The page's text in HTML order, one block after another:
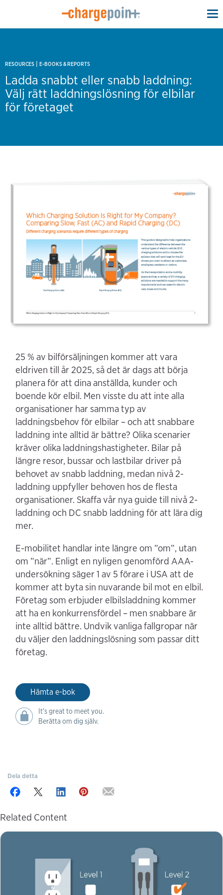
RESOURCES | E-BOOKS & REPORTS
Ladda snabbt eller snabb laddning:
Välj rätt laddningslösning för elbilar
för företaget
25 % av bilförsäljningen kommer att vara
eldriven till år 2025, så det är dags att börja
planera för att dina anställda, kunder och
boende kör elbil. Men visste du att inte alla
organisationer har samma typ av
laddningsbehov för elbilar – och att snabbare
laddning inte alltid är bättre? Olika scenarier
kräver olika laddningshastigheter. Bilar på
längre resor, bussar och lastbilar driver på
behovet av snabb laddning, medan nivå 2-
laddning uppfyller behoven hos de flesta
organisationer. Skaffa vår nya guide till nivå 2-
laddning och DC snabb laddning för att lära dig
mer.
E-mobilitet handlar inte längre om ”om”, utan
om ”när”. Enligt en nyligen genomförd AAA-
undersökning säger 1 av 5 förare i USA att de
kommer att byta sin nuvarande bil mot en elbil.
Företag som erbjuder elbilsladdning kommer
att ha en konkurrensfördel – men snabbare är
inte alltid bättre. Undvik vanliga fallgropar när
du väljer den laddningslösning som passar ditt
företag.
Hämta e-bok
It's great to meet you.
Berätta om dig själv.
Dela detta
Related Content